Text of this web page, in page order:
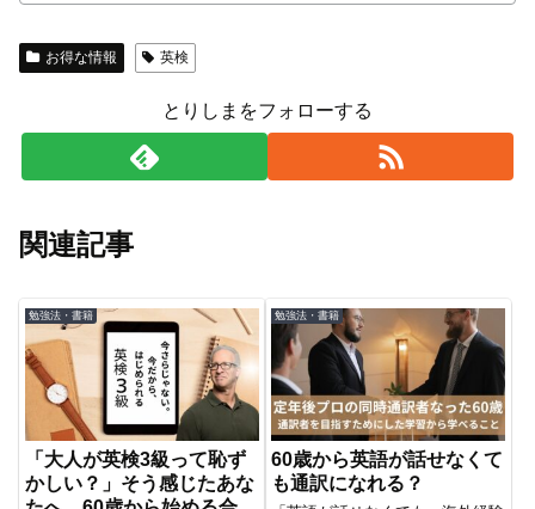
お得な情報 英検
とりしまをフォローする
関連記事
勉強法・書籍
「大人が英検3級って恥ず
かしい？」そう感じたあな
勉強法・書籍
60歳から英語が話せなくて
も通訳になれる？